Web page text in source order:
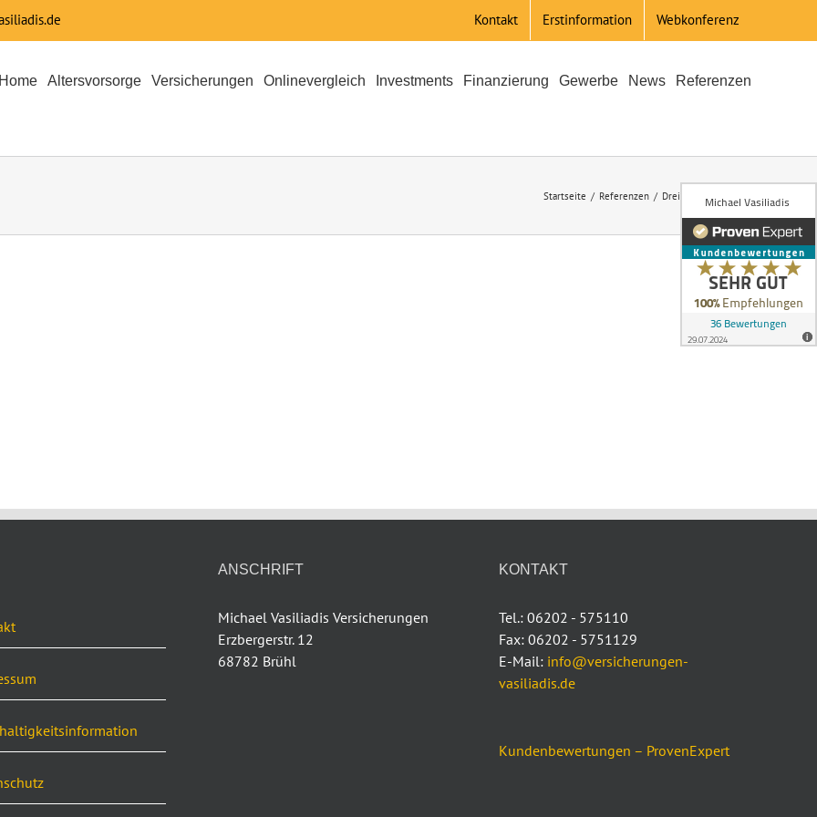
Kontakt Erstinformation Webkonferenz
Home Altersvorsorge Versicherungen Onlinevergleich Investments Finanzierung Gewerbe News Referenzen
Startseite Referenzen DreiEichen_web_neu
ANSCHRIFT
Michael Vasiliadis Versicherungen
Erzbergerstr. 12
68782 Brühl
KONTAKT
Tel.: 06202 - 575110
Fax: 06202 - 5751129
E-Mail: info@versicherungen-
vasiliadis.de
Kundenbewertungen – ProvenExpert